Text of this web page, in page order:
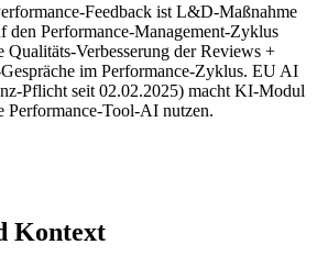
Feedback ist L&D-Maßnahme
Performance-Management-Zyklus
Qualitäts-Verbesserung der Reviews +
im Performance-Zyklus. EU AI
Pflicht seit 02.02.2025) macht KI-Modul
Tool-AI nutzen.
Kontext